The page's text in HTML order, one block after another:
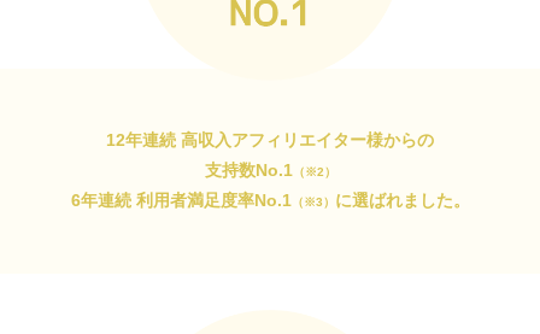
12年連続 高収入アフィリエイター様からの
支持数No.1（※2）
6年連続 利用者満足度率No.1（※3） に選ばれました。